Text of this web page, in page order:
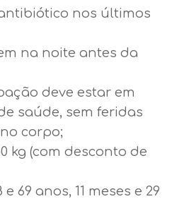
nos últimos
na noite antes da
deve estar em
saúde, sem feridas
corpo;
kg (com desconto de
69 anos, 11 meses e 29